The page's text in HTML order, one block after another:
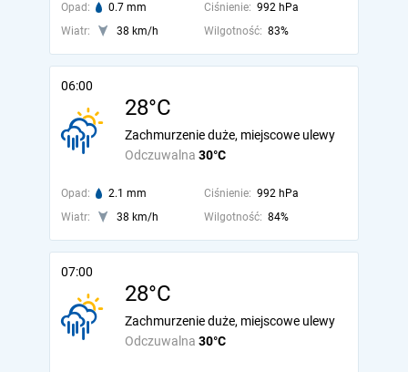
Opad: 0.7 mm Ciśnienie: 992 hPa
Wiatr:
38 km/h Wilgotność: 83%
06:00
28°C
Odczuwalna 30°C
Zachmurzenie duże, miejscowe ulewy
Opad: 2.1 mm Ciśnienie: 992 hPa
Wiatr:
38 km/h Wilgotność: 84%
07:00
28°C
Odczuwalna 30°C
Zachmurzenie duże, miejscowe ulewy